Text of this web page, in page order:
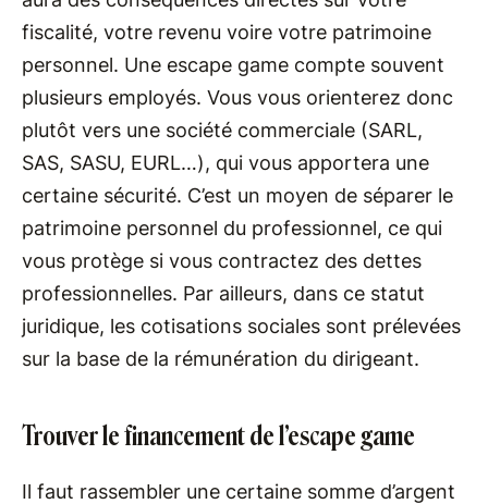
fiscalité, votre revenu voire votre patrimoine
personnel. Une escape game compte souvent
plusieurs employés. Vous vous orienterez donc
plutôt vers une société commerciale (SARL,
SAS, SASU, EURL…), qui vous apportera une
certaine sécurité. C’est un moyen de séparer le
patrimoine personnel du professionnel, ce qui
vous protège si vous contractez des dettes
professionnelles. Par ailleurs, dans ce statut
juridique, les cotisations sociales sont prélevées
sur la base de la rémunération du dirigeant.
Trouver le financement de l’escape game
Il faut rassembler une certaine somme d’argent